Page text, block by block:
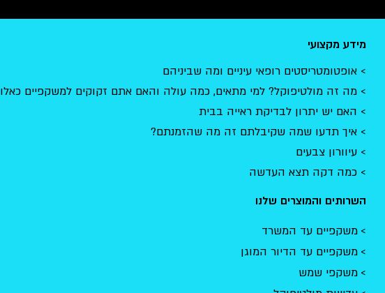
מידע מקצועי
אופטומטריסטים רופאי עיניים ומה שביניהם
מה זה מולטיפוקל? למי מתאים, כמה עולה והאם אתם זקוקים למשקפיים כאלו
האם יש יתרון לבדיקת ראייה בבית
איך תדעו שמה שקיבלתם זה מה שהזמנתם?
עיוורון צבעים
כמה דקה תצא העדשה
השרותים והמוצרים שלנו
משקפיים עד המשרד
משקפיים עד הדיור המוגן
משקפי שמש